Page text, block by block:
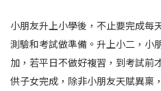
小朋友升上小學後，不止要完成每
測驗和考試做準備。升上小二，小
加，若平日不做好複習，到考試前
供子女完成，除非小朋友天賦異稟